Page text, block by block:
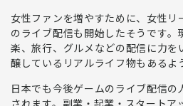
女性ファンを増やすために、女性
のライブ配信も開始 したそうです。
楽、旅行、グルメなどの配信に力を
醸しているリアルライフ物もあるよ
日本でも今後ゲームのライブ配信の
されます。副業・起業・スタートア